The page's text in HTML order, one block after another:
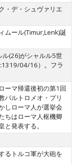
・デ・シュヴァリエ
ムール(Timur,Lenk)誕
(26)がシャルル5世
04/16）。フラ
ーマ帰還後初の第1回
バルトロメオ・プリ
しローマ人が選挙会
ちはローマ人枢機卿
発表する。
るトルコ軍が大砲を